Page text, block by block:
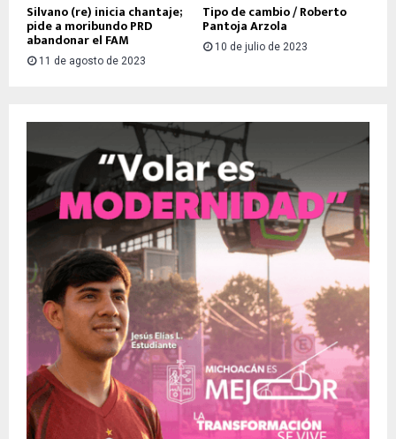
Silvano (re) inicia chantaje;
pide a moribundo PRD
abandonar el FAM
11 de agosto de 2023
Tipo de cambio / Roberto
Pantoja Arzola
10 de julio de 2023